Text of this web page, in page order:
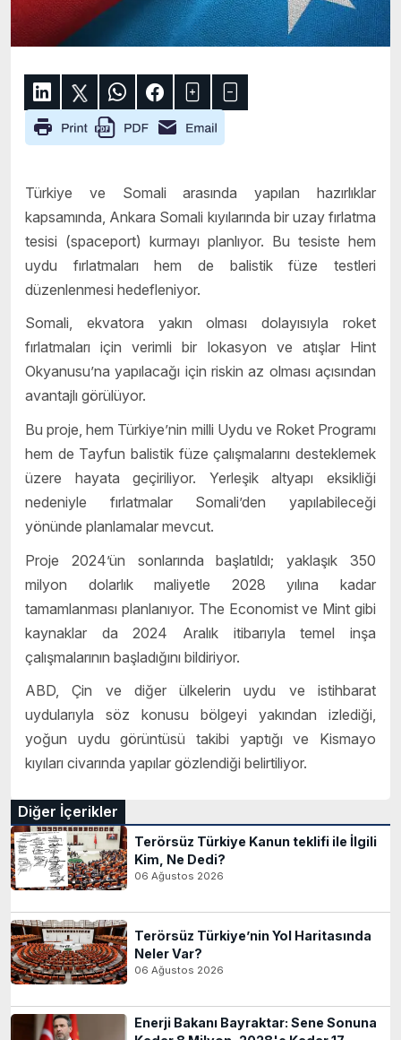
Türkiye ve Somali arasında yapılan hazırlıklar
kapsamında, Ankara Somali kıyılarında bir uzay fırlatma
tesisi (spaceport) kurmayı planlıyor. Bu tesiste hem
uydu fırlatmaları hem de balistik füze testleri
düzenlenmesi hedefleniyor.
Somali, ekvatora yakın olması dolayısıyla roket
fırlatmaları için verimli bir lokasyon ve atışlar Hint
Okyanusu’na yapılacağı için riskin az olması açısından
avantajlı görülüyor.
Bu proje, hem Türkiye’nin milli Uydu ve Roket Programı
hem de Tayfun balistik füze çalışmalarını desteklemek
üzere hayata geçiriliyor. Yerleşik altyapı eksikliği
nedeniyle fırlatmalar Somali’den yapılabileceği
yönünde planlamalar mevcut.
Proje 2024’ün sonlarında başlatıldı; yaklaşık 350
milyon dolarlık maliyetle 2028 yılına kadar
tamamlanması planlanıyor. The Economist ve Mint gibi
kaynaklar da 2024 Aralık itibarıyla temel inşa
çalışmalarının başladığını bildiriyor.
ABD, Çin ve diğer ülkelerin uydu ve istihbarat
uydularıyla söz konusu bölgeyi yakından izlediği,
yoğun uydu görüntüsü takibi yaptığı ve Kismayo
kıyıları civarında yapılar gözlendiği belirtiliyor.
Diğer İçerikler
Terörsüz Türkiye Kanun teklifi ile İlgili
Kim, Ne Dedi?
06 Ağustos 2026
Terörsüz Türkiye’nin Yol Haritasında
Neler Var?
06 Ağustos 2026
Enerji Bakanı Bayraktar: Sene Sonuna